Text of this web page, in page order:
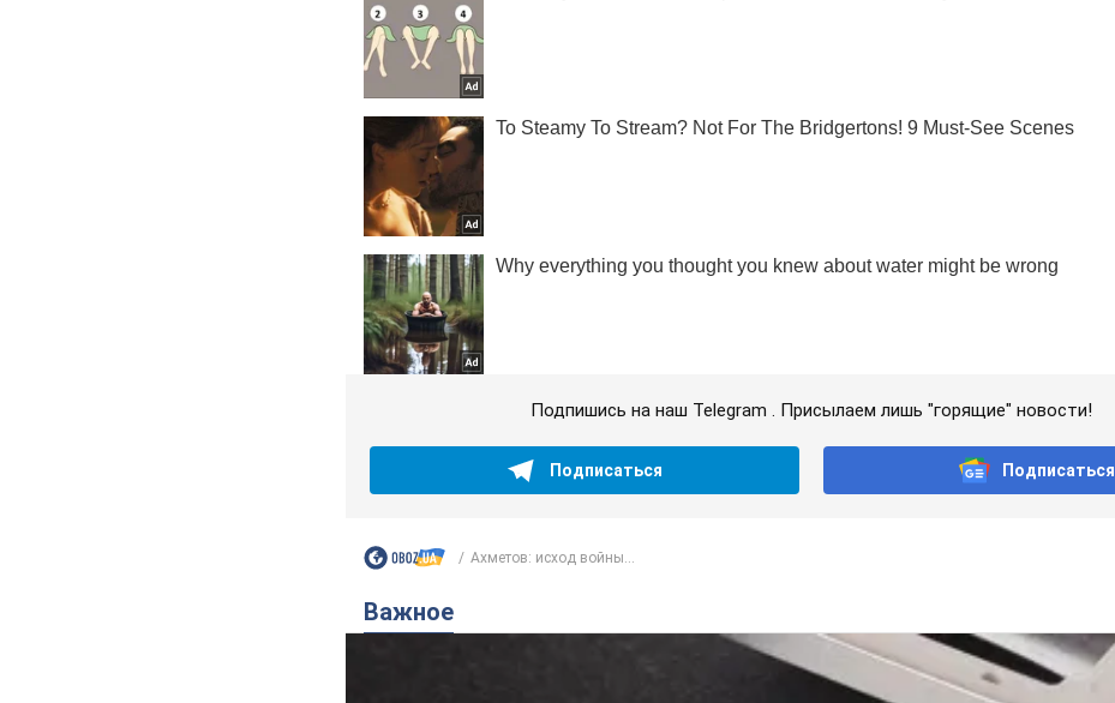
Подпишись на наш Telegram . Присылаем лишь "горящие" новости!
Подписаться Подписаться
Ахметов: исход войны...
Важное